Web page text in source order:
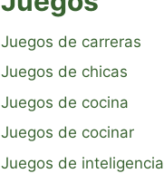
Juegos de carreras
Juegos de chicas
Juegos de cocina
Juegos de cocinar
Juegos de inteligencia